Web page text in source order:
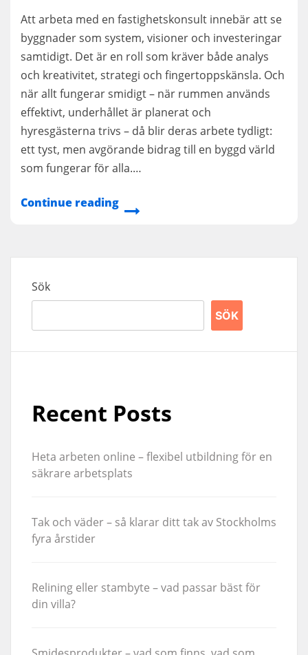
Att arbeta med en fastighetskonsult innebär att se
byggnader som system, visioner och investeringar
samtidigt. Det är en roll som kräver både analys
och kreativitet, strategi och fingertoppskänsla. Och
när allt fungerar smidigt – när rummen används
effektivt, underhållet är planerat och
hyresgästerna trivs – då blir deras arbete tydligt:
ett tyst, men avgörande bidrag till en byggd värld
som fungerar för alla.…
Continue reading
Sök
SÖK
Recent Posts
Heta arbeten online – flexibel utbildning för en
säkrare arbetsplats
Tak och väder – så klarar ditt tak av Stockholms
fyra årstider
Relining eller stambyte – vad passar bäst för
din villa?